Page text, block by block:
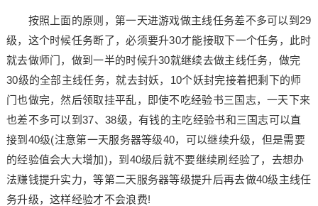
按照上面的原则，第一天进游戏做主线任务差不多可以到29
级，这个时候任务断了，必须要升30才能接取下一个任务，此时
就去做师门，做到一半的时候升30就继续去做主线任务，做完
30级的全部主线任务，就去封妖，10个妖封完接着把剩下的师
门也做完，然后领取挂平乱，即使不吃经验书三国志，一天下来
也差不多可以到37、38级，有钱的主吃经验书和三国志可以直
接到40级(注意第一天服务器等级40，可以继续升级，但是需要
的经验值会大大增加)，到40级后就不要继续刷经验了，去想办
法赚钱提升实力，等第二天服务器等级提升后再去做40级主线任
务升级，这样经验才不会浪费!